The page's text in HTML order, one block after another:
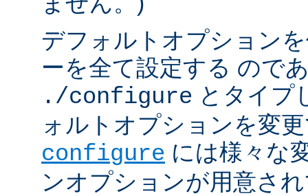
デフォルトオプション
ーを全て設定する ので
./configure とタイプ
ォルトオプションを変
configure には様々な
ンオプションが用意さ